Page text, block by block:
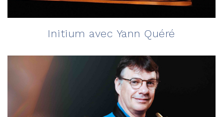
Initium avec Yann Quéré